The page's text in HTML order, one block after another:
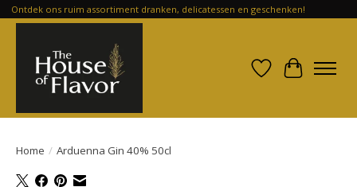
Ontdek ons ruim assortiment dranken, delicatessen en geschenken!
Verlanglijst
Home / Arduenna Gin 40% 50cl